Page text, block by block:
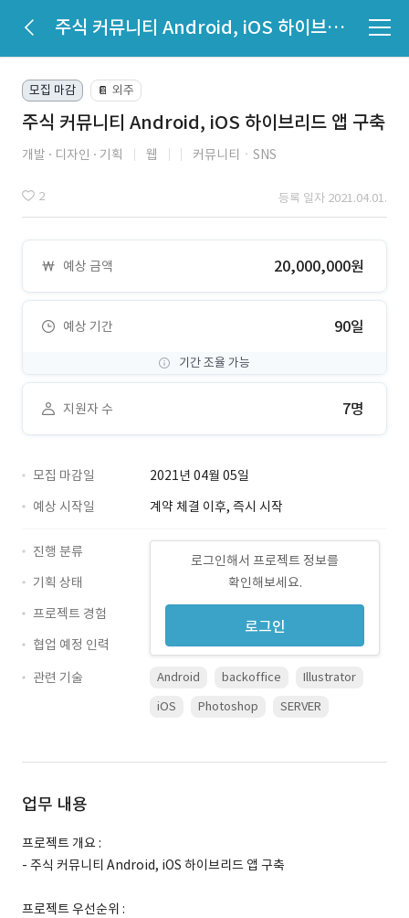
주식 커뮤니티 Android, iOS 하이브리드 앱 구축
모집 마감 📔 외주
주식 커뮤니티 Android, iOS 하이브리드 앱 구축
개발 디자인 기획 웹 커뮤니티ㆍSNS
2 등록 일자 2021.04.01.
예상 금액 20,000,000원
예상 기간 90일
기간 조율 가능
지원자 수 7명
모집 마감일
2021년 04월 05일
예상 시작일
계약 체결 이후, 즉시 시작
로그인해서 프로젝트 정보를
확인해보세요.
로그인
진행 분류
기획 상태
프로젝트 경험
협업 예정 인력
관련 기술
Android backoffice
Illustrator
iOS
Photoshop SERVER
업무 내용
프로젝트 개요 :
- 주식 커뮤니티 Android, iOS 하이브리드 앱 구축
프로젝트 우선순위 :